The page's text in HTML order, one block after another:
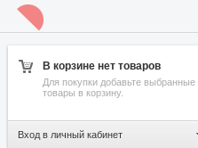
В корзине нет товаров
Для покупки добавьте выбранные
товары в корзину.
Вход в личный кабинет